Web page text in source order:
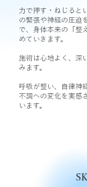
力で押す・ねじると
の緊張や神経の圧迫
で、身体本来の「整
めていきます。
施術は心地よく、深
みます。
呼吸が整い、自律神
不調への変化を実感
います。